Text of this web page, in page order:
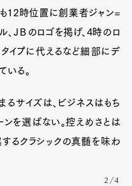
12時位置に創業者ジャン=
、ＪＢのロゴを掲げ、4時のロ
イプに代えるなど細部にデ
いる。
サイズは、ビジネスはもち
ンを選ばない。控えめさとは
るクラシックの真髄を味わ
2/4